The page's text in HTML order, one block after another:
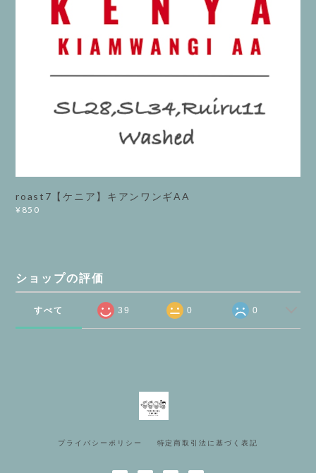
roast7【ケニア】キアンワンギAA
¥850
ショップの評価
すべて 39 0 0
プライバシーポリシー 特定商取引法に基づく表記